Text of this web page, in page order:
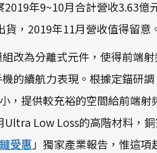
年9~10月合計營收3.63
，2019年11月營收值得留意
改為分離式元件，使得前端
的續航力表現。根據定錨研
，提供較充裕的空間給前端
Low Loss的高階材料，
受惠 」獨家產業報告，惟這